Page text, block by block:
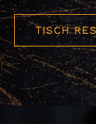
TISCH